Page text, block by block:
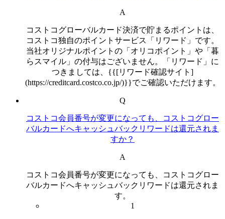
A
コストコグローバルカード決済で貯まるポイントは、
コストコ独自のポイントサービス「リワード」です。
当社オリジナルポイントの「オリコポイント」や「暮
らスマイル」の付与はございません。「リワード」に
つきましては、{{[リワード確認サイト]
(https://creditcard.costco.co.jp/)}}でご確認いただけます。
Q
コストコ会員番号が変更になっても、コストコグロー
バルカードへキャッシュバックリワードは還元されま
すか？
A
コストコ会員番号が変更になっても、コストコグロー
バルカードへキャッシュバックリワードは還元されま
す。
1